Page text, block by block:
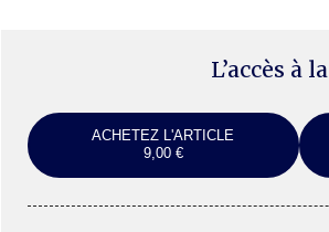
L’accès à
ACHETEZ L'ARTICLE
9,00 €